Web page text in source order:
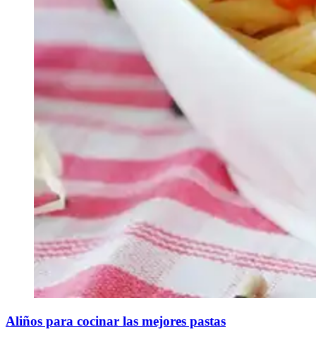
Aliños para cocinar las mejores pastas